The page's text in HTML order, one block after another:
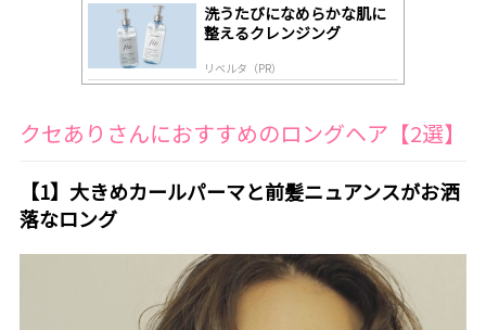
洗うたびになめらかな肌に
整えるクレンジング
リベルタ（PR）
クセありさんにおすすめのロングヘア【2選】
【1】大きめカールパーマと前髪ニュアンスがお洒
落なロング